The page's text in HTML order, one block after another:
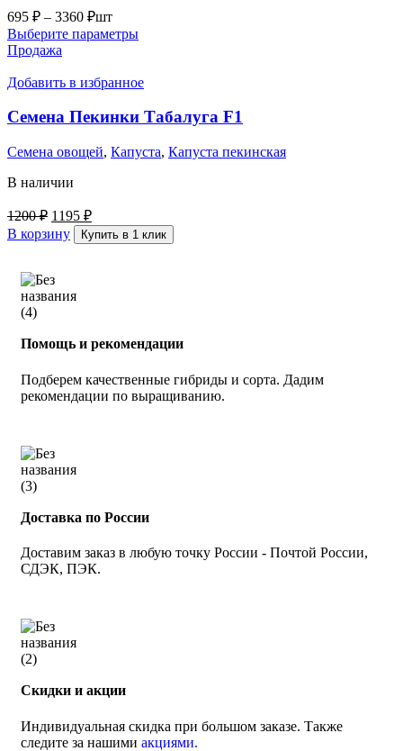
695 ₽ – 3360 ₽шт
Выберите параметры
Продажа
Добавить в избранное
Семена Пекинки Табалуга F1
Семена овощей, Капуста, Капуста пекинская
В наличии
1200₽ 1195 ₽
В корзину
Купить в 1 клик
Помощь и рекомендации
Подберем качественные гибриды и сорта. Дадим
рекомендации по выращиванию.
Доставка по России
Доставим заказ в любую точку России - Почтой России,
СДЭК, ПЭК.
Скидки и акции
Индивидуальная скидка при большом заказе. Также
следите за нашими акциями.